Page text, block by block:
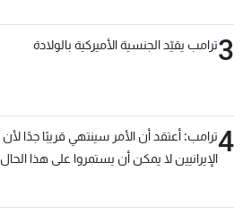
3ترامب يقيّد الجنسية الأميركية بالولادة
4ترامب: أعتقد أن الأمر سينتهي قريبًا جدًا لأن
الإيرانيين لا يمكن أن يستمروا على هذا الحال